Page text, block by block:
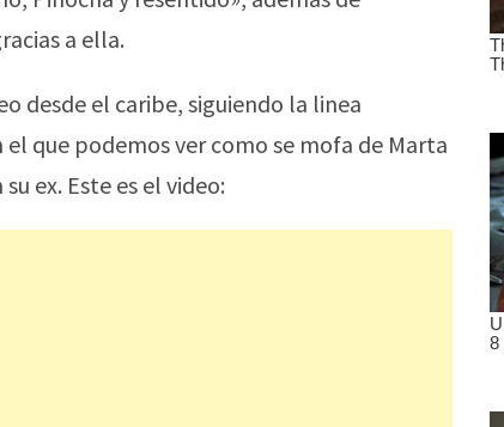
a ella.
desde el caribe, siguiendo la linea
que podemos ver como se mofa de Marta
ex. Este es el video: